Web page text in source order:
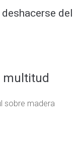
del
multitud